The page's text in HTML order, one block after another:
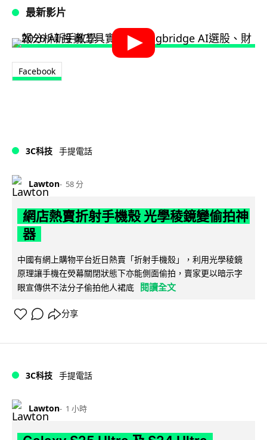
最新影片
Facebook
3C科技 手提電話
Lawton 58 分
網店熱賣折射手機殼 光學稜鏡變偷拍神
器
中國有網上購物平台近日熱賣「折射手機殼」，利用光學稜鏡
原理讓手機在熒幕關閉狀態下亦能側面偷拍，賣家更以暗示字
眼宣傳供不法分子偷拍他人裙底
閱讀全文
分享
3C科技 手提電話
Lawton 1 小時